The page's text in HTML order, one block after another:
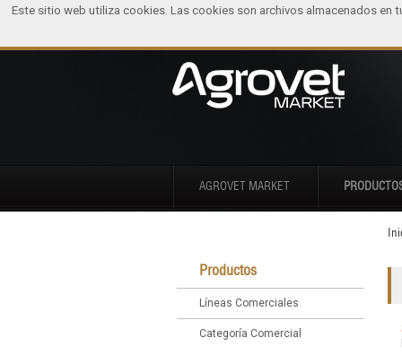
AGROVET MARKET
Productos
Líneas Comerciales
Categoría Comercial
Este sitio web utiliza cookies. Las cookies son archivos almacenados en